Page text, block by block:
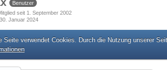
Benutzer
seit 1. September 2002
30. Januar 2024
Seite verwendet Cookies. Durch die Nutzung unserer